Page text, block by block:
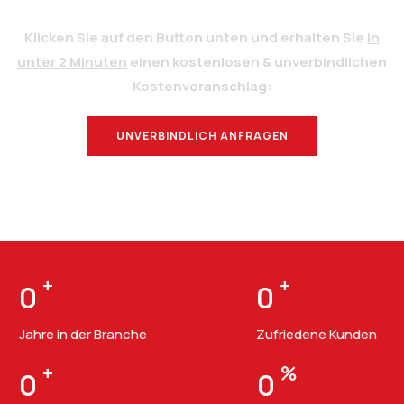
Klicken Sie auf den Button unten und erhalten Sie in
unter 2 Minuten einen kostenlosen & unverbindlichen
Kostenvoranschlag:
UNVERBINDLICH ANFRAGEN
0 +
Jahre in der Branche
0 +
Zufriedene Kunden
0 + 0 %